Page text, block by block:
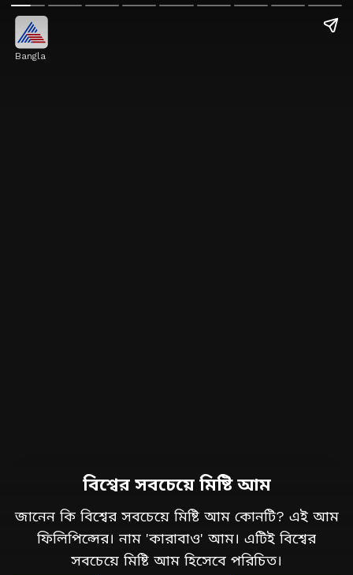
Bangla
বিশ্বের সবচেয়ে মিষ্টি আম
জানেন কি বিশ্বের সবচেয়ে মিষ্টি আম কোনটি? এই আম
ফিলিপিন্সের। নাম 'কারাবাও' আম। এটিই বিশ্বের
সবচেয়ে মিষ্টি আম হিসেবে পরিচিত।